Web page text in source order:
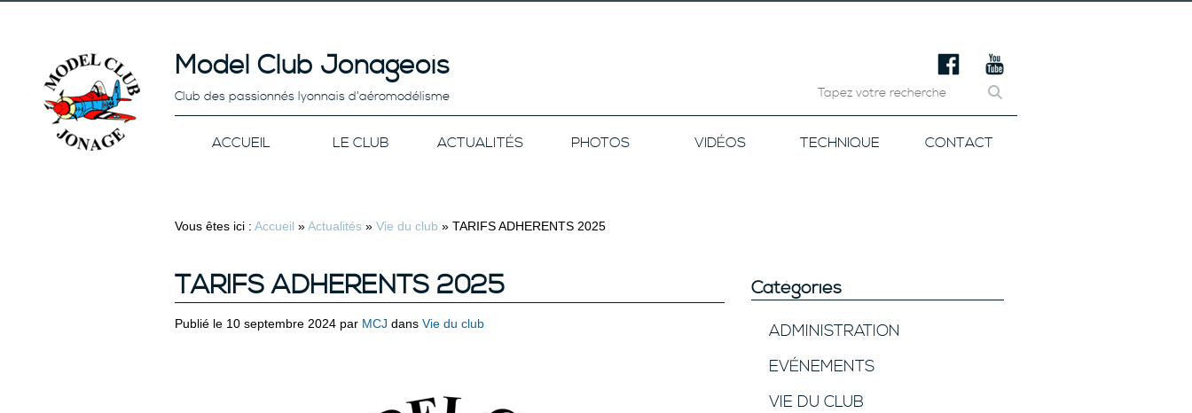
Model Club Jonageois
Club des passionnés lyonnais d’aéromodélisme
ACCUEIL LE CLUB ACTUALITÉS PHOTOS VIDÉOS TECHNIQUE CONTACT
Vous êtes ici : Accueil »Actualités » Vie du club » TARIFS ADHERENTS 2025
TARIFS ADHERENTS 2025
Publié le 10 septembre 2024 par MCJ dans Vie du club
Catégories
ADMINISTRATION
EVÉNEMENTS
VIE DU CLUB